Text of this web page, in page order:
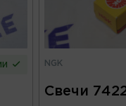
NGK
Свечи